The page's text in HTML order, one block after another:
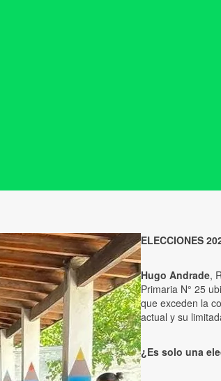
ELECCIONES
Hugo Andrade,
Primaria N° 25
que exceden la
actual y su
¿Es solo una